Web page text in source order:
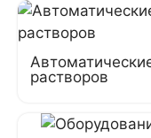
растворов